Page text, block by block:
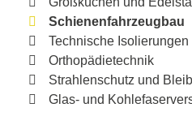
Schienenfahrzeugbau
Technische
Orthopädietechnik
Strahlenschutz und
Glas- und